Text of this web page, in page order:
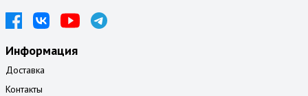
Информация
Доставка
Контакты